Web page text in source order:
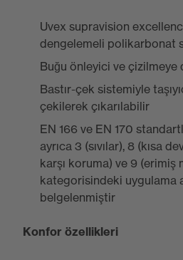
Uvex supravision
dengelemeli polikarbonat
Buğu önleyici ve çizilmeye
Bastır-çek sistemiyle
çekilerek çıkarılabilir
EN 166 ve EN 170
ayrıca 3 (sıvılar), 8 (kısa
karşı koruma) ve 9 (erimiş
kategorisindeki uygulama
belgelenmiştir
Konfor özellikleri